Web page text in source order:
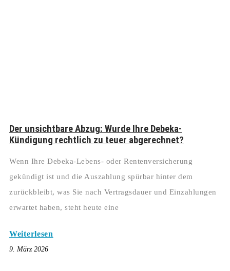
Der unsichtbare Abzug: Wurde Ihre Debeka-
Kündigung rechtlich zu teuer abgerechnet?
Wenn Ihre Debeka-Lebens- oder Rentenversicherung
gekündigt ist und die Auszahlung spürbar hinter dem
zurückbleibt, was Sie nach Vertragsdauer und Einzahlungen
erwartet haben, steht heute eine
Weiterlesen
9. März 2026